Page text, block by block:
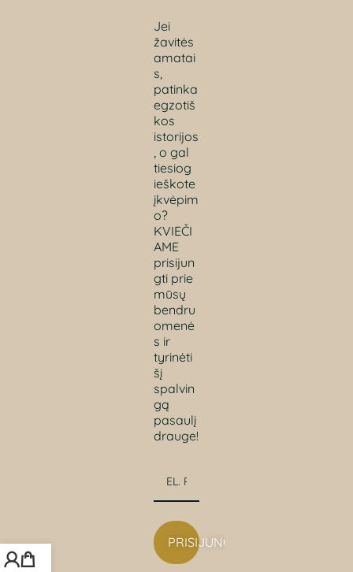
Jei
žavitės
amatai
s,
patinka
egzotiš
kos
istorijos
, o gal
tiesiog
ieškote
įkvėpim
o?
KVIEČI
AME
prisijun
gti prie
mūsų
bendru
omenė
s ir
tyrinėti
šį
spalvin
gą
pasaulį
drauge!
PRISIJUNGTI